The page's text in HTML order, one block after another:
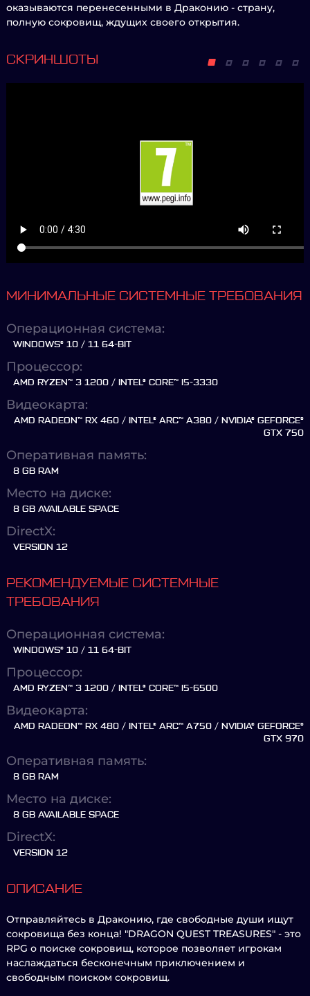
оказываются перенесенными в Драконию - страну,
полную сокровищ, ждущих своего открытия.
СКРИНШОТЫ
МИНИМАЛЬНЫЕ СИСТЕМНЫЕ ТРЕБОВАНИЯ
Операционная система:
WINDOWS® 10 / 11 64-BIT
Процессор:
AMD RYZEN™ 3 1200 / INTEL® CORE™ I5-3330
Видеокарта:
AMD RADEON™ RX 460 / INTEL® ARC™ A380 / NVIDIA® GEFORCE®
GTX 750
Оперативная память:
8 GB RAM
Место на диске:
8 GB AVAILABLE SPACE
DirectX:
VERSION 12
РЕКОМЕНДУЕМЫЕ СИСТЕМНЫЕ
ТРЕБОВАНИЯ
Операционная система:
WINDOWS® 10 / 11 64-BIT
Процессор:
AMD RYZEN™ 3 1200 / INTEL® CORE™ I5-6500
Видеокарта:
AMD RADEON™ RX 480 / INTEL® ARC™ A750 / NVIDIA® GEFORCE®
GTX 970
Оперативная память:
8 GB RAM
Место на диске:
8 GB AVAILABLE SPACE
DirectX:
VERSION 12
ОПИСАНИЕ
Отправляйтесь в Драконию, где свободные души ищут
сокровища без конца! "DRAGON QUEST TREASURES" - это
RPG о поиске сокровищ, которое позволяет игрокам
наслаждаться бесконечным приключением и
свободным поиском сокровищ.